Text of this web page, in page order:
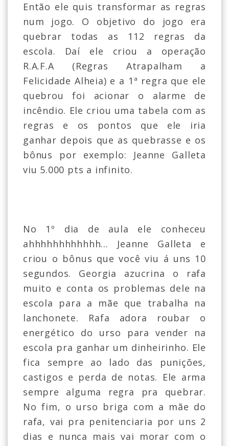
Então ele quis transformar as regras
num jogo. O objetivo do jogo era
quebrar todas as 112 regras da
escola. Daí ele criou a operação
R.A.F.A (Regras Atrapalham a
Felicidade Alheia) e a 1ª regra que ele
quebrou foi acionar o alarme de
incêndio. Ele criou uma tabela com as
regras e os pontos que ele iria
ganhar depois que as quebrasse e os
bônus por exemplo: Jeanne Galleta
viu 5.000 pts a infinito.
No 1º dia de aula ele conheceu
ahhhhhhhhhhhh... Jeanne Galleta e
criou o bônus que você viu á uns 10
segundos. Georgia azucrina o rafa
muito e conta os problemas dele na
escola para a mãe que trabalha na
lanchonete. Rafa adora roubar o
energético do urso para vender na
escola pra ganhar um dinheirinho. Ele
fica sempre ao lado das punições,
castigos e perda de notas. Ele arma
sempre alguma regra pra quebrar.
No fim, o urso briga com a mãe do
rafa, vai pra penitenciaria por uns 2
dias e nunca mais vai morar com o